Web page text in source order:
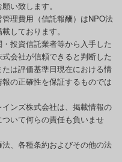
い致します。
理費用（信託報酬）はNPO法
しております。
投資信託業者等から入手した
会社が信頼できると判断した
は評価基準日現在における情
の正確性を保証するものでは
ンズ株式会社は、掲載情報の
いて何らの責任も負いませ
、各種条約およびその他の法